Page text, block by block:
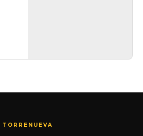
TORRENUEVA